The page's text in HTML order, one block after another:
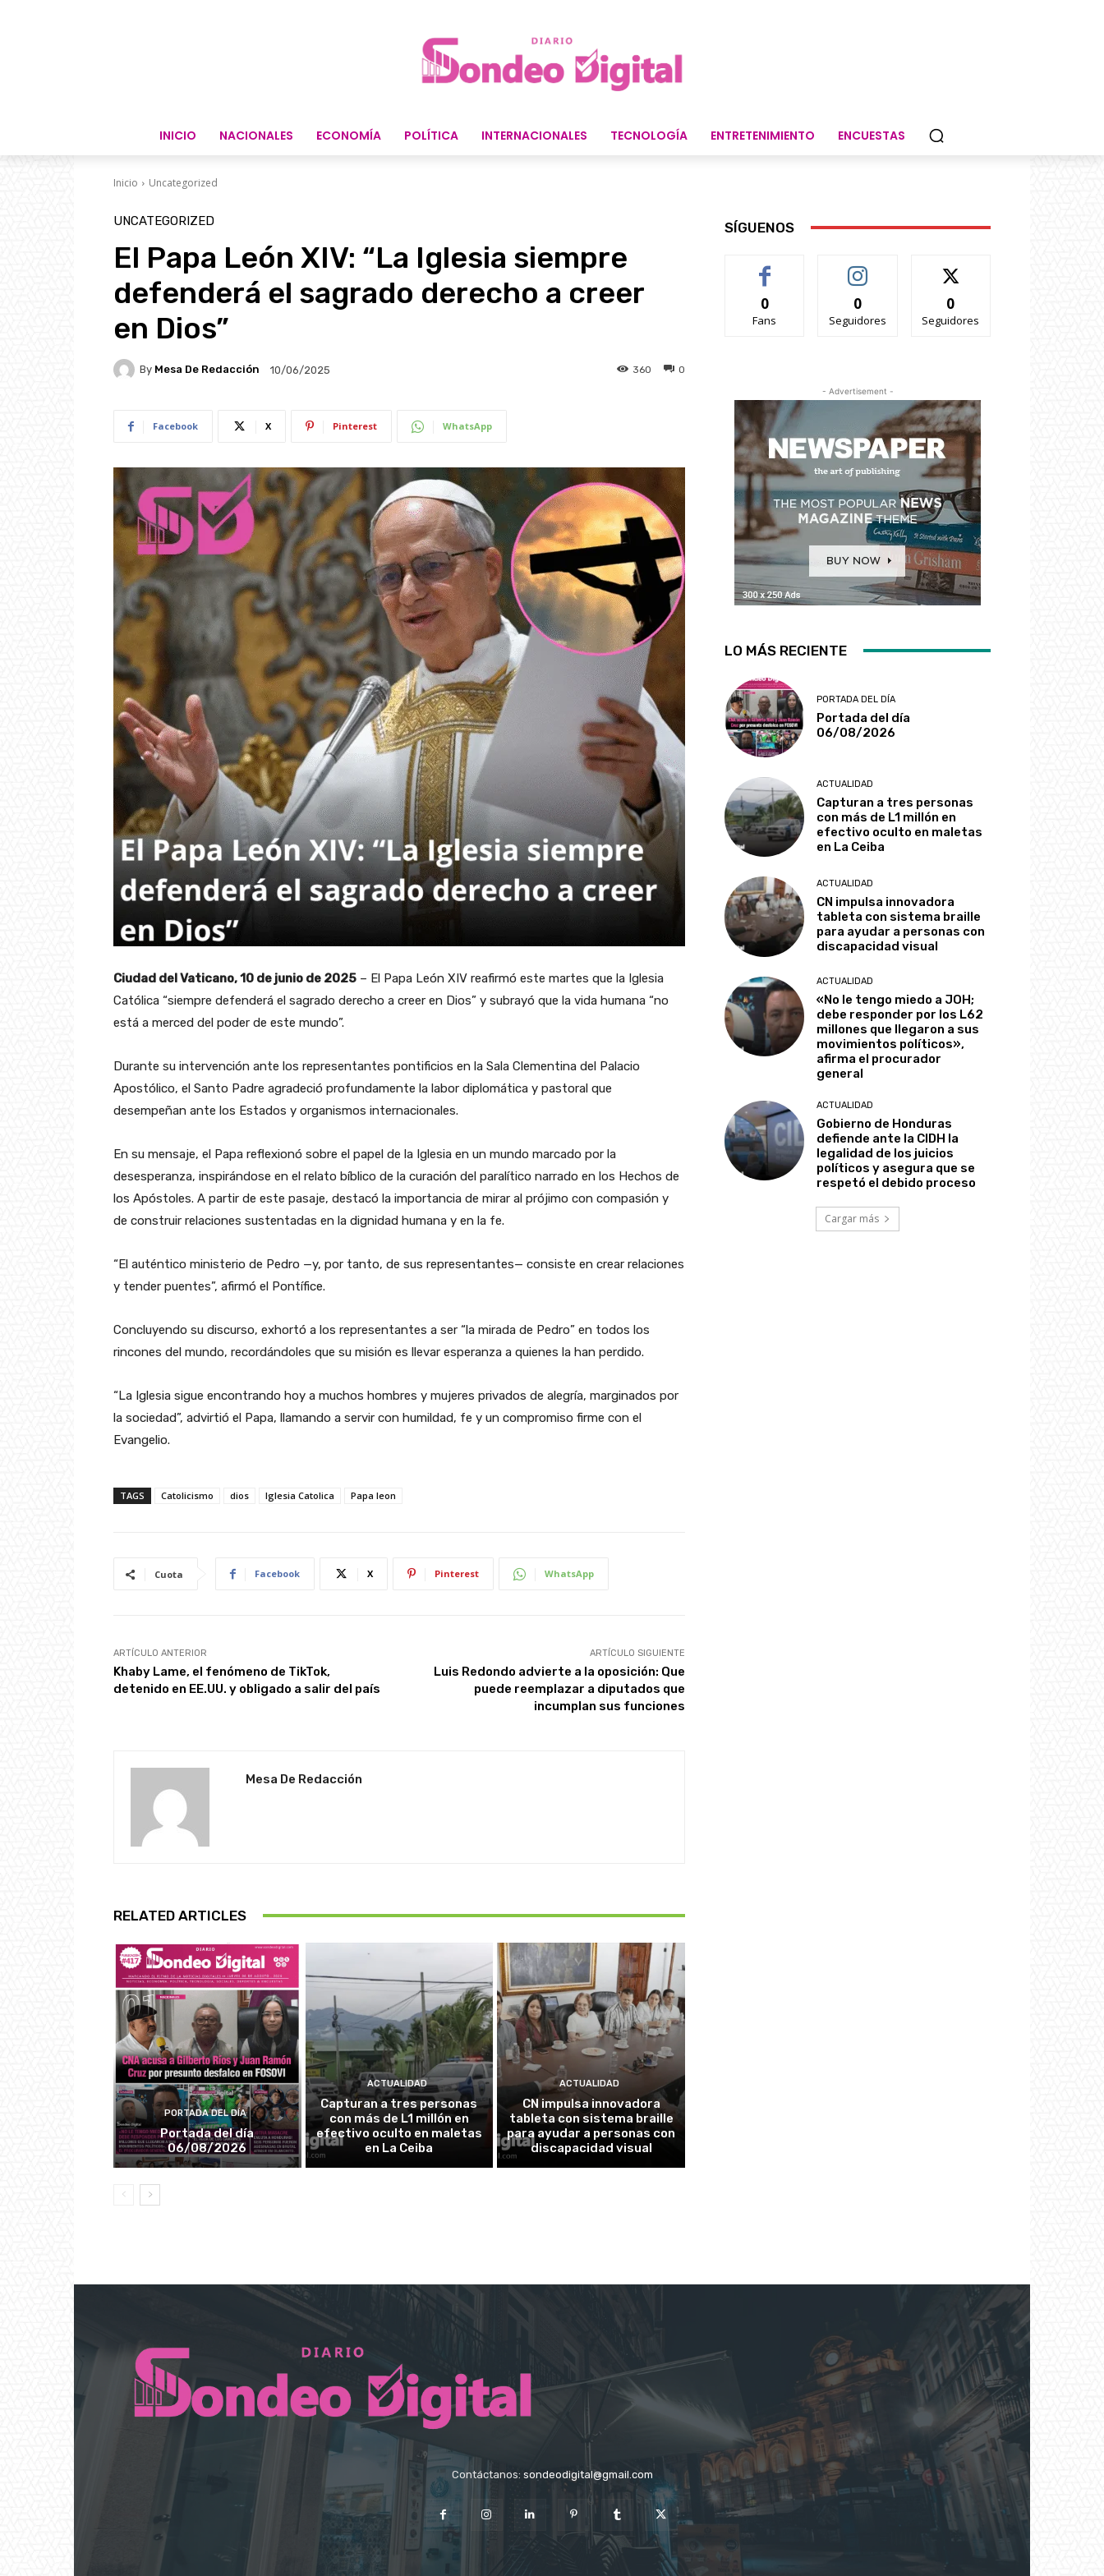
INICIO NACIONALES ECONOMÍA POLÍTICA INTERNACIONALES TECNOLOGÍA ENTRETENIMIENTO ENCUESTAS
Inicio Uncategorized
UNCATEGORIZED
El Papa León XIV: “La Iglesia siempre
defenderá el sagrado derecho a creer
en Dios”
By Mesa De Redacción 10/06/2025 0
360
Facebook X Pinterest WhatsApp
Ciudad del Vaticano, 10 de junio de 2025 – El Papa León XIV reafirmó este martes que la Iglesia
Católica “siempre defenderá el sagrado derecho a creer en Dios” y subrayó que la vida humana “no
está a merced del poder de este mundo”.
Durante su intervención ante los representantes pontificios en la Sala Clementina del Palacio
Apostólico, el Santo Padre agradeció profundamente la labor diplomática y pastoral que
desempeñan ante los Estados y organismos internacionales.
En su mensaje, el Papa reflexionó sobre el papel de la Iglesia en un mundo marcado por la
desesperanza, inspirándose en el relato bíblico de la curación del paralítico narrado en los Hechos de
los Apóstoles. A partir de este pasaje, destacó la importancia de mirar al prójimo con compasión y
de construir relaciones sustentadas en la dignidad humana y en la fe.
“El auténtico ministerio de Pedro —y, por tanto, de sus representantes— consiste en crear relaciones
y tender puentes”, afirmó el Pontífice.
Concluyendo su discurso, exhortó a los representantes a ser “la mirada de Pedro” en todos los
rincones del mundo, recordándoles que su misión es llevar esperanza a quienes la han perdido.
“La Iglesia sigue encontrando hoy a muchos hombres y mujeres privados de alegría, marginados por
la sociedad”, advirtió el Papa, llamando a servir con humildad, fe y un compromiso firme con el
Evangelio.
TAGS Catolicismo dios Iglesia Catolica Papa leon
Cuota Facebook X Pinterest WhatsApp
ARTÍCULO ANTERIOR
Khaby Lame, el fenómeno de TikTok,
detenido en EE.UU. y obligado a salir del país
ARTÍCULO SIGUIENTE
Luis Redondo advierte a la oposición: Que
puede reemplazar a diputados que
incumplan sus funciones
Mesa De Redacción
RELATED ARTICLES
PORTADA DEL DÍA
Portada del día
06/08/2026
ACTUALIDAD
Capturan a tres personas
con más de L1 millón en
efectivo oculto en maletas
en La Ceiba
ACTUALIDAD
CN impulsa innovadora
tableta con sistema braille
para ayudar a personas con
discapacidad visual
SÍGUENOS
0
Fans
0
Seguidores
0
Seguidores
- Advertisement -
LO MÁS RECIENTE
PORTADA DEL DÍA
Portada del día
06/08/2026
ACTUALIDAD
Capturan a tres personas
con más de L1 millón en
efectivo oculto en maletas
en La Ceiba
ACTUALIDAD
CN impulsa innovadora
tableta con sistema braille
para ayudar a personas con
discapacidad visual
ACTUALIDAD
«No le tengo miedo a JOH;
debe responder por los L62
millones que llegaron a sus
movimientos políticos»,
afirma el procurador
general
ACTUALIDAD
Gobierno de Honduras
defiende ante la CIDH la
legalidad de los juicios
políticos y asegura que se
respetó el debido proceso
Cargar más
Contáctanos: sondeodigital@gmail.com